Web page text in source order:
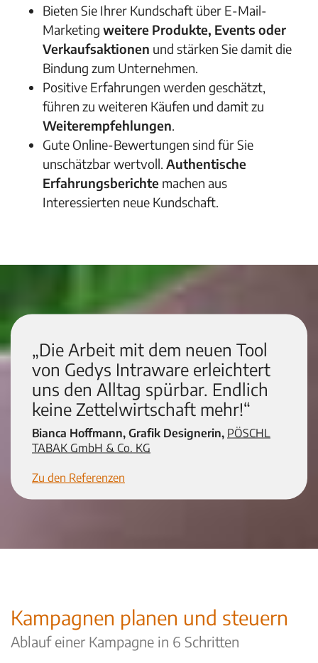
Bieten Sie Ihrer Kundschaft über E-Mail-
Marketing weitere Produkte, Events oder
Verkaufsaktionen und stärken Sie damit die
Bindung zum Unternehmen.
Positive Erfahrungen werden geschätzt,
führen zu weiteren Käufen und damit zu
Weiterempfehlungen.
Gute Online-Bewertungen sind für Sie
unschätzbar wertvoll. Authentische
Erfahrungsberichte machen aus
Interessierten neue Kundschaft.
„Die Arbeit mit dem neuen Tool
von Gedys Intraware erleichtert
uns den Alltag spürbar. Endlich
keine Zettelwirtschaft mehr!“
Bianca Hoffmann, Grafik Designerin, PÖSCHL
TABAK GmbH & Co. KG
Zu den Referenzen
Kampagnen planen und steuern
Ablauf einer Kampagne in 6 Schritten